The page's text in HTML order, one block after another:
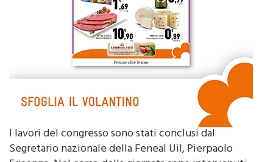
I lavori del congresso sono stati conclusi dal
Segretario nazionale della Feneal Uil, Pierpaolo
Frisenna. Nel corso della giornata sono intervenuti